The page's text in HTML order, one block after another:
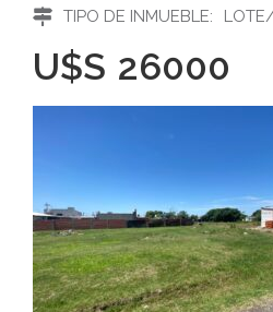
TIPO DE INMUEBLE:
U$S 26000